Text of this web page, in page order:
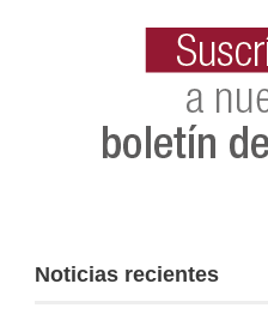
Noticias recientes